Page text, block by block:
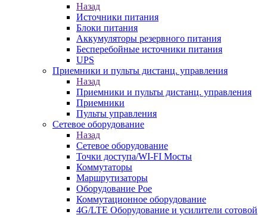
Назад
Источники питания
Блоки питания
Аккумуляторы резервного питания
Бесперебойные источники питания
UPS
Приемники и пульты дистанц. управления
Назад
Приемники и пульты дистанц. управления
Приемники
Пульты управления
Сетевое оборудование
Назад
Сетевое оборудование
Точки доступа/WI-FI Мосты
Коммутаторы
Маршрутизаторы
Оборудование Poe
Коммутационное оборудование
4G/LTE Оборудование и усилители сотовой